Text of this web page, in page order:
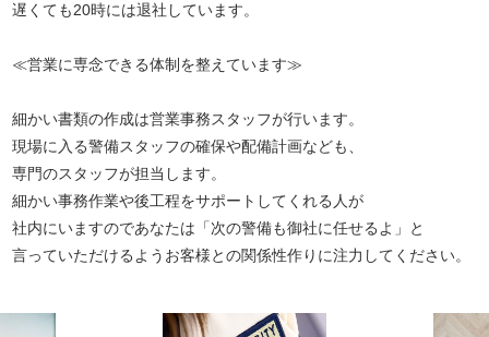
遅くても20時には退社しています。
≪営業に専念できる体制を整えています≫
細かい書類の作成は営業事務スタッフが行います。
現場に入る警備スタッフの確保や配備計画なども、
専門のスタッフが担当します。
細かい事務作業や後工程をサポートしてくれる人が
社内にいますのであなたは「次の警備も御社に任せるよ」と
言っていただけるようお客様との関係性作りに注力してください。